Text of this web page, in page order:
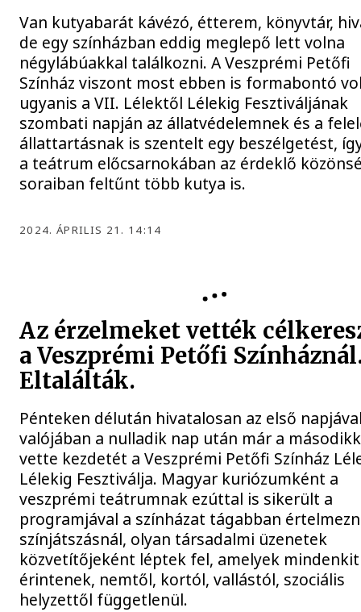
Van kutyabarát kávézó, étterem, könyvtár,
de egy színházban eddig meglepő lett volna
négylábúakkal találkozni. A Veszprémi Petőfi
Színház viszont most ebben is formabontó
ugyanis a VII. Lélektől Lélekig Fesztiváljának
szombati napján az állatvédelemnek és a
állattartásnak is szentelt egy beszélgetést,
a teátrum előcsarnokában az érdeklő
soraiban feltűnt több kutya is.
2024. ÁPRILIS 21. 14:14
Az érzelmeket vették
a Veszprémi Petőfi
Eltalálták.
Pénteken délután hivatalosan az első
valójában a nulladik nap után már a
vette kezdetét a Veszprémi Petőfi Színház
Lélekig Fesztiválja. Magyar kuriózumként a
veszprémi teátrumnak ezúttal is sikerült a
programjával a színházat tágabban
színjátszásnál, olyan társadalmi üzenetek
közvetítőjeként léptek fel, amelyek mindenkit
érintenek, nemtől, kortól, vallástól, szociális
helyzettől függetlenül.